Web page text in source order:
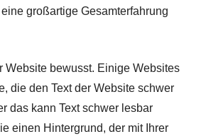
großartige Gesamterfahrung
Website bewusst. Einige Websites
die den Text der Website schwer
das kann Text schwer lesbar
einen Hintergrund, der mit Ihrer